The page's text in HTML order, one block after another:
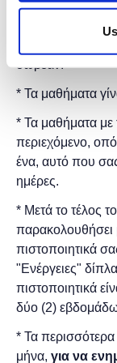
Η εκδήλωση
δωρεάν.
* Τα μαθήματα
* Τα μαθήματα με
περιεχόμενο,
ένα, αυτό που
ημέρες.
* Μετά το τέλος
παρακολουθήσει
πιστοποιητικά
"Ενέργειες"
πιστοποιητικά
δύο (2)
* Τα
μήνα, για να